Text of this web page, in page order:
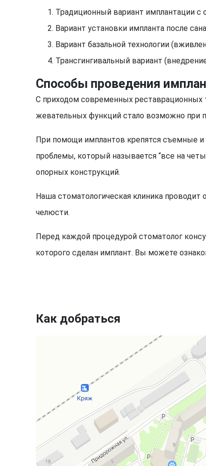
Традиционный вариант имплантации с
Вариант установки импланта после
Вариант базальной технологии
Трансгингивальный вариант
Способы проведения
С приходом современных реставрационных
жевательных функций стало возможно при
При помощи имплантов крепятся съемные
проблемы, который называется “все на
опорных конструкций.
Наша стоматологическая клиника проводит
челюсти.
Перед каждой процедурой стоматолог
которого сделан имплант. Вы можете
Как добраться